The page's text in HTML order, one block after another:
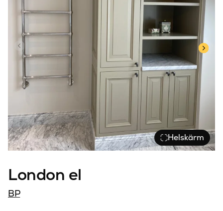
Helskärm
London el
BP